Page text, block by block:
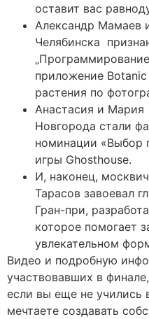
оставит вас
Александр Мамаев
Челябинска
приложение
растения по
Анастасия и
Новгорода стали
номинации «Выбор
игры Ghosthouse.
И, наконец,
Тарасов завоевал
Гран-при,
которое помогает
увлекательном
Видео и подробную
участвовавших в
если вы еще не учились
мечтаете создавать